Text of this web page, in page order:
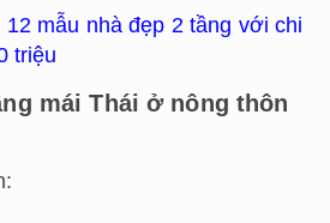
mẫu nhà đẹp 2 tầng với chi
triệu
mái Thái ở nông thôn